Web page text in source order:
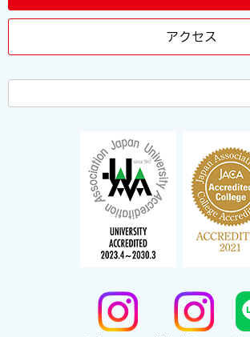
アクセス